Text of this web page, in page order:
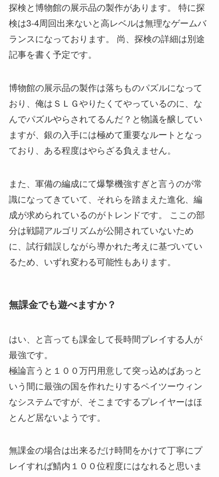
探検と博物館の展示品の製作があります。 特に探
検は3-4周回出来ないと高レベルは無理なゲームバ
ランスになっております。 尚、探検の詳細は別途
記事を書く予定です。
博物館の展示品の製作は落ちものパズルになって
おり、俺はＳＬＧやりたくてやっているのに、な
んでパズルやらされてるんだ？と物議を醸してい
ますが、銀の入手には極めて重要なルートとなっ
ており、ある程度はやらざる負えません。
また、軍備の編成にて爆撃機強すぎと言うのが常
識になってきていて、それらを踏まえた進化、編
成が求められているのがトレンドです。 ここの部
分は戦闘アルゴリズムが公開されていないため
に、試行錯誤しながら導かれた考えに基づいてい
るため、いずれ変わる可能性もあります。
無課金でも遊べますか？
はい、と言っても課金して長時間プレイする人が
最強です。
極論言うと１００万円用意して突っ込めばあっと
いう間に最強の国を作れたりするペイツーウィン
なシステムですが、そこまでするプレイヤーはほ
とんど居ないようです。
無課金の場合は出来るだけ時間をかけて丁寧にプ
レイすれば鯖内１００位程度にはなれると思いま